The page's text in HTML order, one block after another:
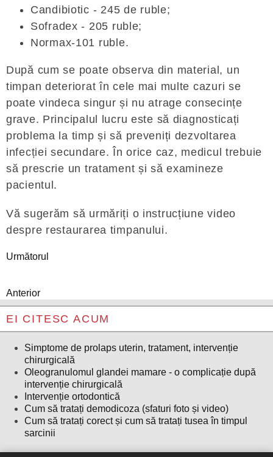
Candibiotic - 245 de ruble;
Sofradex - 205 ruble;
Normax-101 ruble.
După cum se poate observa din material, un
timpan deteriorat în cele mai multe cazuri se
poate vindeca singur și nu atrage consecințe
grave. Principalul lucru este să diagnosticați
problema la timp și să preveniți dezvoltarea
infecției secundare. În orice caz, medicul trebuie
să prescrie un tratament și să examineze
pacientul.
Vă sugerăm să urmăriți o instrucțiune video
despre restaurarea timpanului.
Următorul
Anterior
EI CITESC ACUM
Simptome de prolaps uterin, tratament, intervenție
chirurgicală
Oleogranulomul glandei mamare - o complicație după
intervenție chirurgicală
Intervenție ortodontică
Cum să tratați demodicoza (sfaturi foto și video)
Cum să tratați corect și cum să tratați tusea în timpul
sarcinii